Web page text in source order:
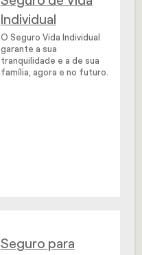
Individual
O Seguro Vida Individual
garante a sua
tranquilidade e a de sua
família, agora e no futuro.
Seguro para